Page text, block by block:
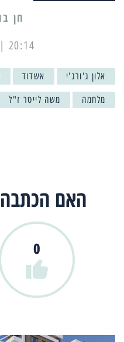
20:14 | 04/02/2025
אלון ג'ורג'י אשדוד
מלחמה משה לייטר ז"ל
האם הכתבה
0